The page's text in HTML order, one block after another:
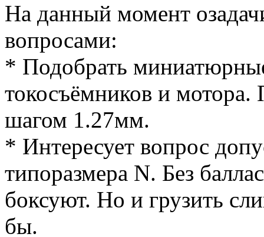
На данный момент
вопросами:
* Подобрать
токосъёмников и мотора.
шагом 1.27мм.
* Интересует вопрос
типоразмера N. Без
боксуют. Но и грузить
бы.